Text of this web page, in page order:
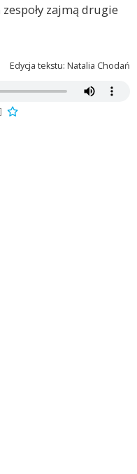
zajmą drugie
Edycja tekstu: Natalia Chodań